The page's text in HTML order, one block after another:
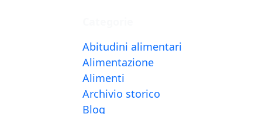
Abitudini alimentari
Alimentazione
Alimenti
Archivio storico
Blog